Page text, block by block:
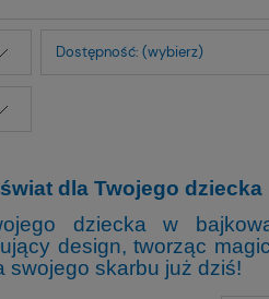
Dostępność: (wybierz)
dla Twojego dziecka
dziecka w
design, tworząc
swojego skarbu już dziś!